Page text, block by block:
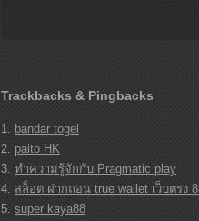
Trackbacks & Pingbacks
bandar togel
paito HK
ทำความรู้จักกับ Pragmatic play
สล็อต ฝากถอน true wallet เว็บตรง
super kaya88